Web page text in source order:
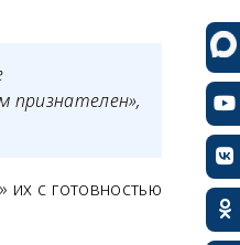
признателен»,
с готовностью